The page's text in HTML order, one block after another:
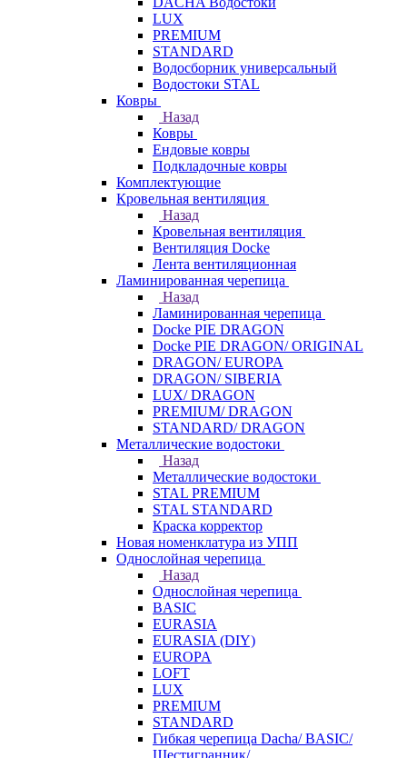
LUX
PREMIUM
STANDARD
Водосборник универсальный
Водостоки STAL
Ковры
Назад
Ковры
Ендовые ковры
Подкладочные ковры
Комплектующие
Кровельная вентиляция
Назад
Кровельная вентиляция
Вентиляция Docke
Лента вентиляционная
Ламинированная черепица
Назад
Ламинированная черепица
Docke PIE DRAGON
Docke PIE DRAGON/ ORIGINAL
DRAGON/ EUROPA
DRAGON/ SIBERIA
LUX/ DRAGON
PREMIUM/ DRAGON
STANDARD/ DRAGON
Металлические водостоки
Назад
Металлические водостоки
STAL PREMIUM
STAL STANDARD
Краска корректор
Новая номенклатура из УПП
Однослойная черепица
Назад
Однослойная черепица
BASIC
EURASIA
EURASIA (DIY)
EUROPA
LOFT
LUX
PREMIUM
STANDARD
Гибкая черепица Dacha/ BASIC/
Шестигранник/